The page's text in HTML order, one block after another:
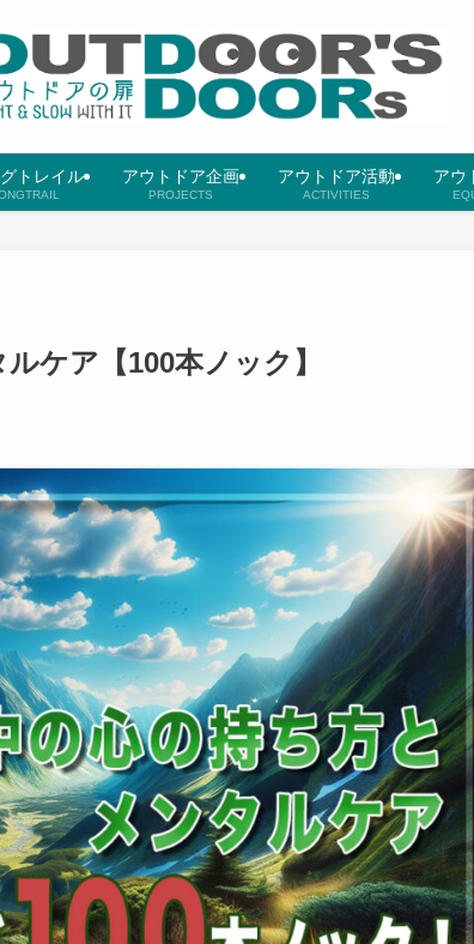
トレイル アウトドア企画
PROJECTS
アウトドア活動
ACTIVITIES
アウ
ケア【100本ノック】